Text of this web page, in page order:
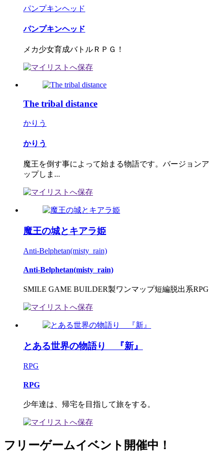
パンプキンヘッド
パンプキンヘッド
メカ少女育成バトルＲＰＧ！
The tribal distance
かりう
かりう
魔王を倒す事によって始まる物語です。バージョンア
ップしま...
魔王の城とキアラ姫
Anti-Belphetan(misty_rain)
Anti-Belphetan(misty_rain)
SMILE GAME BUILDER製ワンマップ短編脱出系RPG
とある世界の物語り 『新』
RPG
RPG
少年達は、帰宅を目指して旅をする。
フリーゲームイベント開催中！